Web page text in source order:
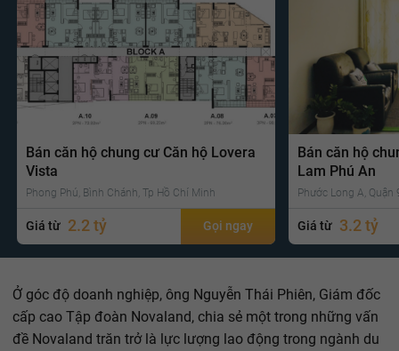
Bán căn hộ chung cư Căn hộ Lovera
Vista
Phong Phú, Bình Chánh, Tp Hồ Chí Minh
Giá từ 2.2 tỷ Gọi ngay
Bán căn hộ
Lam Phú An
Phước Long A, Quận
Giá từ 3.2 tỷ
Ở góc độ doanh nghiệp, ông Nguyễn Thái Phiên, Giám đốc
cấp cao Tập đoàn Novaland, chia sẻ một trong những vấn
đề Novaland trăn trở là lực lượng lao động trong ngành du